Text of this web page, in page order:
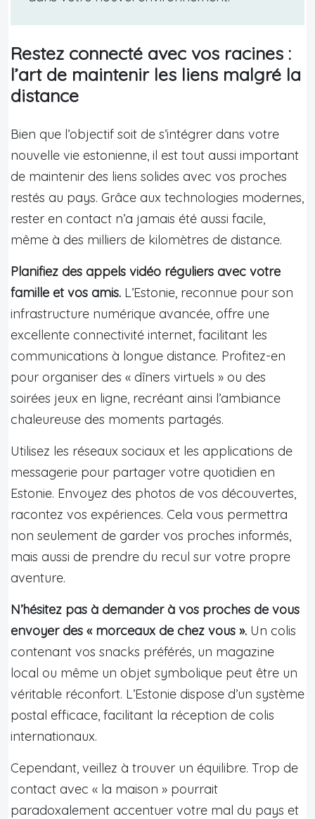
Restez connecté avec vos racines :
l’art de maintenir les liens malgré la
distance
Bien que l’objectif soit de s’intégrer dans votre
nouvelle vie estonienne, il est tout aussi important
de maintenir des liens solides avec vos proches
restés au pays. Grâce aux technologies modernes,
rester en contact n’a jamais été aussi facile,
même à des milliers de kilomètres de distance.
Planifiez des appels vidéo réguliers avec votre
famille et vos amis. L’Estonie, reconnue pour son
infrastructure numérique avancée, offre une
excellente connectivité internet, facilitant les
communications à longue distance. Profitez-en
pour organiser des « dîners virtuels » ou des
soirées jeux en ligne, recréant ainsi l’ambiance
chaleureuse des moments partagés.
Utilisez les réseaux sociaux et les applications de
messagerie pour partager votre quotidien en
Estonie. Envoyez des photos de vos découvertes,
racontez vos expériences. Cela vous permettra
non seulement de garder vos proches informés,
mais aussi de prendre du recul sur votre propre
aventure.
N’hésitez pas à demander à vos proches de vous
envoyer des « morceaux de chez vous ». Un colis
contenant vos snacks préférés, un magazine
local ou même un objet symbolique peut être un
véritable réconfort. L’Estonie dispose d’un système
postal efficace, facilitant la réception de colis
internationaux.
Cependant, veillez à trouver un équilibre. Trop de
contact avec « la maison » pourrait
paradoxalement accentuer votre mal du pays et